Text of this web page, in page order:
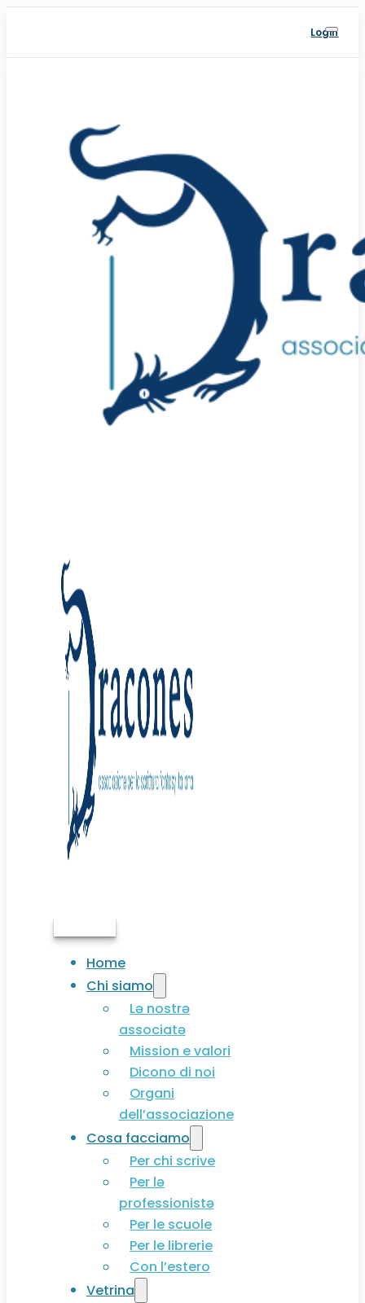
Login
Home
Chi siamo
Lə nostrə
associatə
Mission e valori
Dicono di noi
Organi
dell’associazione
Cosa facciamo
Per chi scrive
Per lə
professionistə
Per le scuole
Per le librerie
Con l’estero
Vetrina